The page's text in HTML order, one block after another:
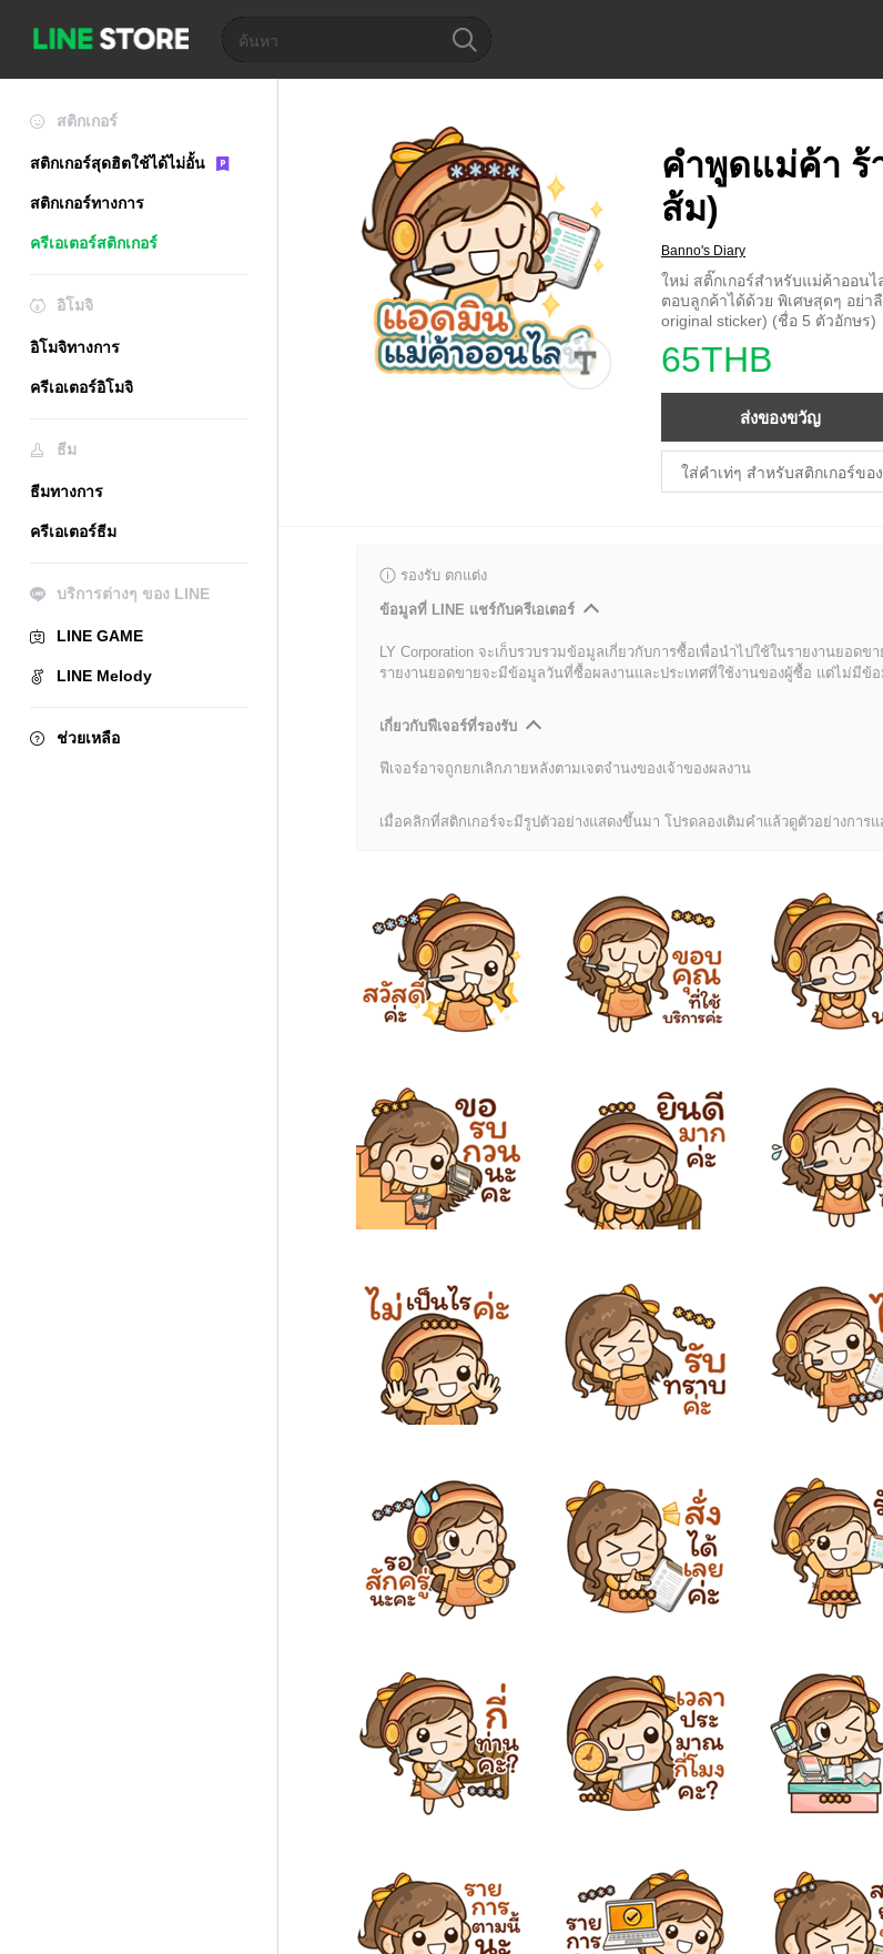
สติกเกอร์
สติกเกอร์สุดฮิตใช้ได้ไม่อั้น
สติกเกอร์ทางการ
ครีเอเตอร์สติกเกอร์
อิโมจิ
อิโมจิทางการ
ครีเอเตอร์อิโมจิ
ธีม
ธีมทางการ
ครีเอเตอร์ธีม
บริการต่างๆ ของ LINE
LINE GAME
LINE Melody
ช่วยเหลือ
คำพูดแม่ค้า
ส้ม)
Banno's Diary
ใหม่ สติ๊กเกอร์สำหรับแม่ค้าออน
ตอบลูกค้าได้ด้วย พิเศษสุดๆ อย่า
original sticker) (ชื่อ 5 ตัวอักษร)
65THB
ส่งของขวัญ
รองรับ ตกแต่ง
ข้อมูลที่ LINE แชร์กับครีเอเตอร์
LY Corporation จะเก็บรวบรวมข้อมูลเกี่ยวกับการซื้อเพื่อนำไปใช้ในรายงานยอดข
รายงานยอดขายจะมีข้อมูลวันที่ซื้อผลงานและประเทศที่ใช้งานของผู้ซื้อ แต่ไม่มีข้
เกี่ยวกับฟีเจอร์ที่รองรับ
ฟีเจอร์อาจถูกยกเลิกภายหลังตามเจตจำนงของเจ้าของผลงาน
เมื่อคลิกที่สติกเกอร์จะมีรูปตัวอย่างแสดงขึ้นมา โปรดลองเติมคำแล้วดูตัวอย่างการ